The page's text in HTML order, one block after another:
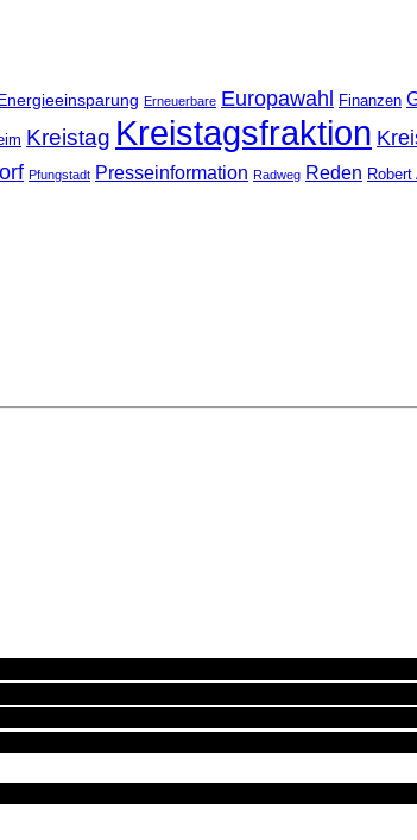
Erneuerbare Europawahl Finanzen
Kreistag Kreistagsfraktion
Pfungstadt Presseinformation Radweg Reden Robert